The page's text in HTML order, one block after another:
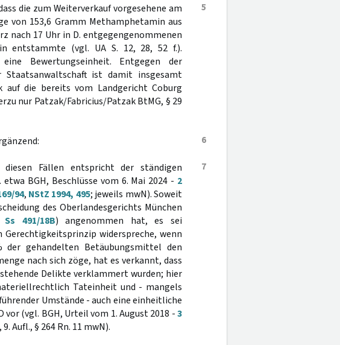
5
die zum Weiterverkauf vorgesehene am
von 153,6 Gramm Methamphetamin aus
nach 17 Uhr in D. entgegengenommenen
entstammte (vgl. UA S. 12, 28, 52 f.).
Bewertungseinheit. Entgegen der
Staatsanwaltschaft ist damit insgesamt
die bereits vom Landgericht Coburg
nur Patzak/Fabricius/Patzak BtMG, § 29
6
7
diesen Fällen entspricht der ständigen
BGH, Beschlüsse vom 6. Mai 2024 - 2
94, NStZ 1994, 495; jeweils mwN). Soweit
des Oberlandesgerichts München
491/18B) angenommen hat, es sei
widerspreche, wenn
gehandelten Betäubungsmittel den
nach sich zöge, hat es verkannt, dass
Delikte verklammert wurden; hier
Tateinheit und - mangels
Umstände - auch eine einheitliche
vor (vgl. BGH, Urteil vom 1. August 2018 -3
Aufl., § 264 Rn. 11 mwN).